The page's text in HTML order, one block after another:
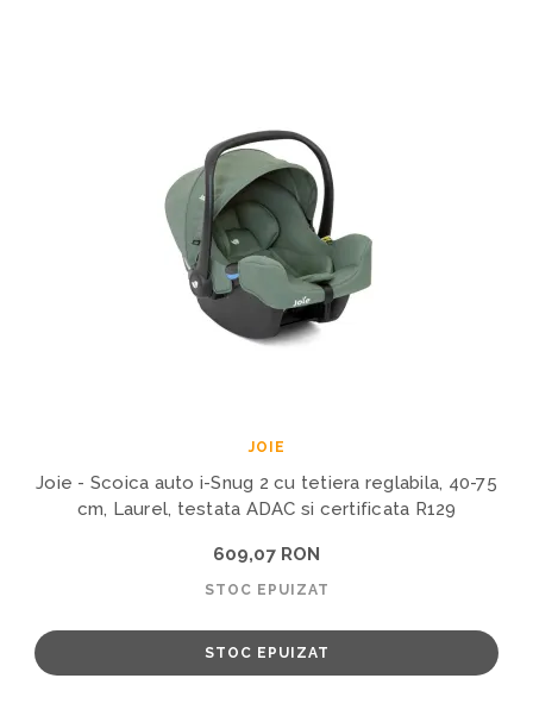
JOIE
Joie - Scoica auto i-Snug 2 cu tetiera reglabila, 40-75
cm, Laurel, testata ADAC si certificata R129
609,07 RON
STOC EPUIZAT
STOC EPUIZAT